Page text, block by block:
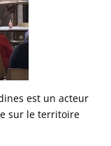
est un acteur
sur le territoire